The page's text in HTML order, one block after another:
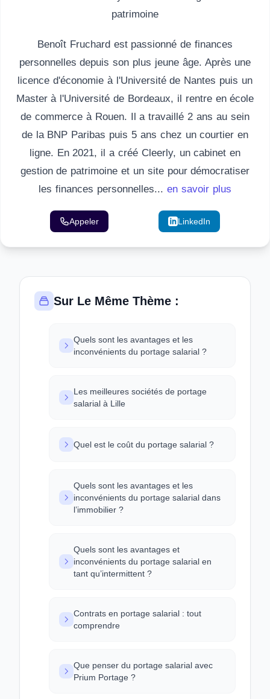
patrimoine
Benoît Fruchard est passionné de finances
personnelles depuis son plus jeune âge. Après une
licence d'économie à l'Université de Nantes puis un
Master à l'Université de Bordeaux, il rentre en école
de commerce à Rouen. Il a travaillé 2 ans au sein
de la BNP Paribas puis 5 ans chez un courtier en
ligne. En 2021, il a créé Cleerly, un cabinet en
gestion de patrimoine et un site pour démocratiser
les finances personnelles... en savoir plus
Appeler LinkedIn
Sur Le Même Thème :
Quels sont les avantages et les
inconvénients du portage salarial ?
Les meilleures sociétés de portage
salarial à Lille
Quel est le coût du portage salarial ?
Quels sont les avantages et les
inconvénients du portage salarial dans
l’immobilier ?
Quels sont les avantages et
inconvénients du portage salarial en
tant qu’intermittent ?
Contrats en portage salarial : tout
comprendre
Que penser du portage salarial avec
Prium Portage ?